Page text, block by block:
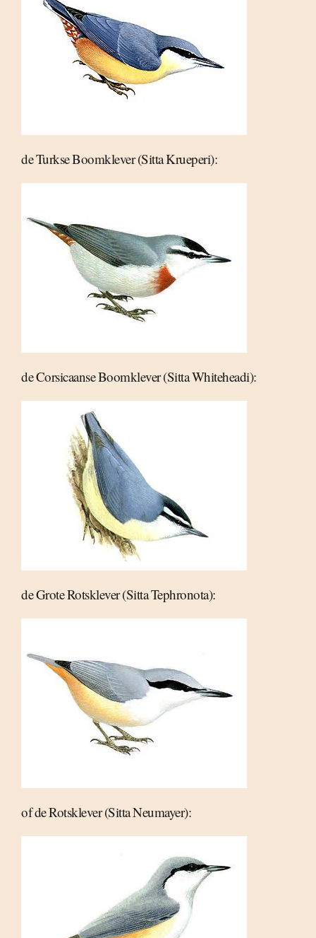
de Turkse Boomklever (Sitta Krueperi):
de Corsicaanse Boomklever (Sitta Whiteheadi):
de Grote Rotsklever (Sitta Tephronota):
of de Rotsklever (Sitta Neumayer):